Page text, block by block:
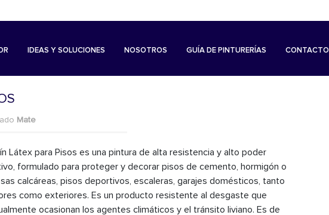
IDEAS Y SOLUCIONES NOSOTROS GUÍA DE PINTURERÍAS CONTACTO
Mate
Látex para Pisos es una pintura de alta resistencia y alto poder
formulado para proteger y decorar pisos de cemento, hormigón o
calcáreas, pisos deportivos, escaleras, garajes domésticos, tanto
como exteriores. Es un producto resistente al desgaste que
ocasionan los agentes climáticos y el tránsito liviano. Es de